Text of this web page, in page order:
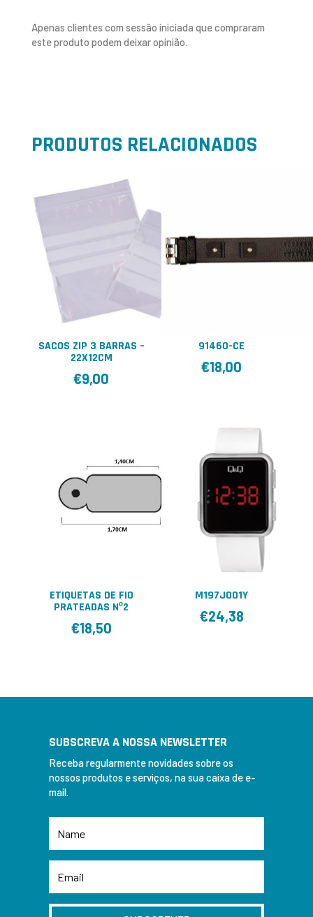
Apenas clientes com sessão iniciada que compraram
este produto podem deixar opinião.
PRODUTOS RELACIONADOS
SACOS ZIP 3 BARRAS –
22X12CM
€9,00
91460-CE
€18,00
ETIQUETAS DE FIO
PRATEADAS Nº2
€18,50
M197J001Y
€24,38
SUBSCREVA A NOSSA NEWSLETTER
Receba regularmente novidades sobre os
nossos produtos e serviços, na sua caixa de e-
mail.